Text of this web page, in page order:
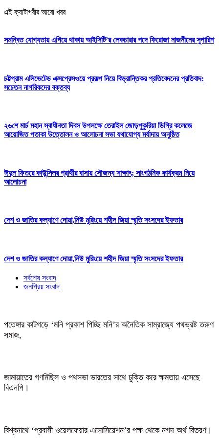
এই ক্যাটাগরীর আরো খবর
সমন্বিত যোগ্যতায় এগিয়ে থাকায় আইসিটি’র লেকচারার পদে ফিরোজা নাজনীনের সুপারিশ
চট্টগ্রাম এলিভেটেড এক্সপ্রেসওয়ে প্রকল্প নিয়ে বিভ্রান্তিকর প্রতিবেদনের প্রতিবাদ:
সচেতন নাগরিকদের বক্তব্য
২৬শে মার্চ মহান স্বাধীনতা দিবস উপলক্ষে তেরাইল জোড়পুকুরিয়া ডিগ্রি কলেজে
আয়োজিত পতাকা উত্তোলন ও আলোচনা সভা যথাযোগ্য মর্যাদায় অনুষ্ঠিত
ঈদুল ফিতরে কাউন্সিলর প্রার্থীর বাসায় সৌজন্য সাক্ষাৎ; সাংগঠনিক কার্যক্রম নিয়ে
আলোচনা
দেশ ও জাতির কল্যাণে দোয়া,নিউ মুরিংয়ে শহীদ জিয়া স্মৃতি সংসদের ইফতার
দেশ ও জাতির কল্যাণে দোয়া,নিউ মুরিংয়ে শহীদ জিয়া স্মৃতি সংসদের ইফতার
সর্বশেষ সংবাদ
জনপ্রিয় সংবাদ
পতেঙ্গার কাটগড়ে ‘মনি প্রকাশ পিচ্ছি মনি’র অনৈতিক সাম্রাজ্যে পথভ্রষ্ট তরুণ
সমাজ,
জামায়াতের গণমিছিল ও পথসভা ভারতের সাথে চুক্তি করে ক্ষমতায় এসেছে
বিএনপি।
বিশ্বনাথে ‘প্রবাসী ওয়েলফেয়ার এসোসিয়েশন’র পক্ষ থেকে নগদ অর্থ বিতরণ।